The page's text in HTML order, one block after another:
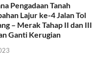
Pengadaan Tanah
Lajur ke-4 Jalan Tol
– Merak Tahap II dan III
Ganti Kerugian